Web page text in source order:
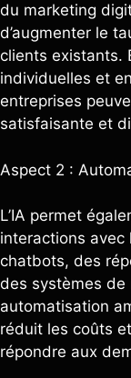
du marketing
d’augmenter le
clients existants.
individuelles et
entreprises
satisfaisante et
Aspect 2 :
L’IA permet
interactions avec
chatbots, des
des systèmes de
automatisation
réduit les coûts
répondre aux